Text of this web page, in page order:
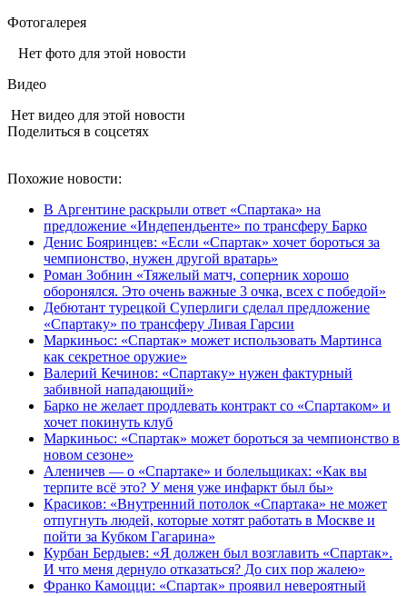
Фотогалерея
Нет фото для этой новости
Видео
Нет видео для этой новости
Поделиться в соцсетях
Похожие новости:
В Аргентине раскрыли ответ «Спартака» на
предложение «Индепендьенте» по трансферу Барко
Денис Бояринцев: «Если «Спартак» хочет бороться за
чемпионство, нужен другой вратарь»
Роман Зобнин «Тяжелый матч, соперник хорошо
оборонялся. Это очень важные 3 очка, всех с победой»
Дебютант турецкой Суперлиги сделал предложение
«Спартаку» по трансферу Ливая Гарсии
Маркиньос: «Спартак» может использовать Мартинса
как секретное оружие»
Валерий Кечинов: «Спартаку» нужен фактурный
забивной нападающий»
Барко не желает продлевать контракт со «Спартаком» и
хочет покинуть клуб
Маркиньос: «Спартак» может бороться за чемпионство в
новом сезоне»
Аленичев — о «Спартаке» и болельщиках: «Как вы
терпите всё это? У меня уже инфаркт был бы»
Красиков: «Внутренний потолок «Спартака» не может
отпугнуть людей, которые хотят работать в Москве и
пойти за Кубком Гагарина»
Курбан Бердыев: «Я должен был возглавить «Спартак».
И что меня дернуло отказаться? До сих пор жалею»
Франко Камоцци: «Спартак» проявил невероятный